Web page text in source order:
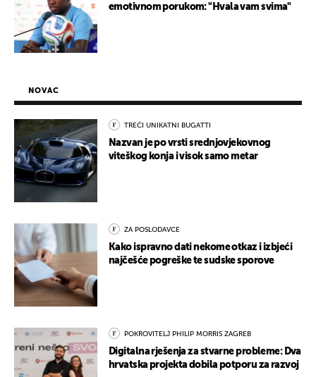
emotivnom porukom: "Hvala vam svima"
NOVAC
TREĆI UNIKATNI BUGATTI
Nazvan je po vrsti srednjovjekovnog
viteškog konja i visok samo metar
ZA POSLODAVCE
Kako ispravno dati nekome otkaz i izbjeći
najčešće pogreške te sudske sporove
POKROVITELJ PHILIP MORRIS ZAGREB
Digitalna rješenja za stvarne probleme: Dva
hrvatska projekta dobila potporu za razvoj